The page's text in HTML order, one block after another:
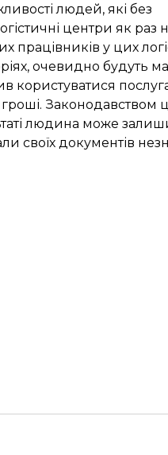
людей, які без
центри як раз
працівників у цих
очевидно будуть
користуватися
Законодавством
людина може
своїх документів